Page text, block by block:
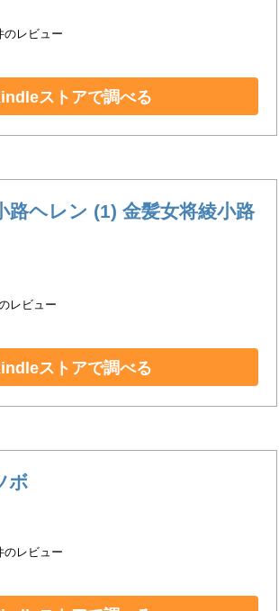
のレビュー
ストアで調べる
路ヘレン (1) 金髪女将綾小路
レビュー
ストアで調べる
ボ
のレビュー